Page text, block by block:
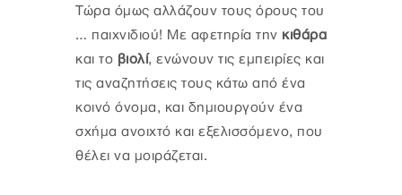
Τώρα όμως αλλάζουν τους όρους του
… παιχνιδιού! Με αφετηρία την κιθάρα
και το βιολί, ενώνουν τις εμπειρίες και
τις αναζητήσεις τους κάτω από ένα
κοινό όνομα, και δημιουργούν ένα
σχήμα ανοιχτό και εξελισσόμενο, που
θέλει να μοιράζεται.